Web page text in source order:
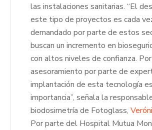
las instalaciones sanitarias. “El
este tipo de proyectos es cada
demandado por parte de estos
buscan un incremento en
con altos niveles de confianza.
asesoramiento por parte de
implantación de esta tecnología
importancia”, señala la
biodosimetría de Fotoglass,
Por parte del Hospital Mutua